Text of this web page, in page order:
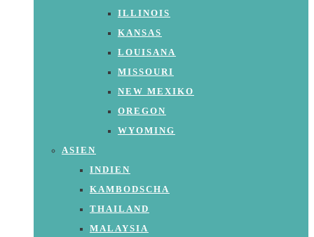
ILLINOIS
KANSAS
LOUISANA
MISSOURI
NEW MEXIKO
OREGON
WYOMING
ASIEN
INDIEN
KAMBODSCHA
THAILAND
MALAYSIA